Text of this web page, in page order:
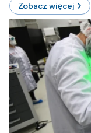
Zobacz więcej